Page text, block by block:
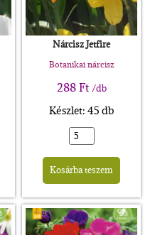
Alternative:
Nárcisz Jetfire
Botanikai nárcisz
288Ft /db
Készlet: 45 db
Kosárba teszem